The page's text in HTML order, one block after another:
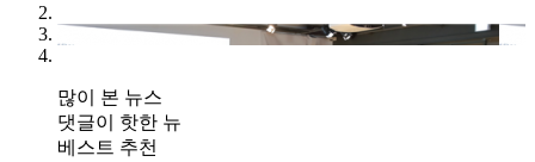
많이 본 뉴스
댓글이 핫한 뉴
베스트 추천